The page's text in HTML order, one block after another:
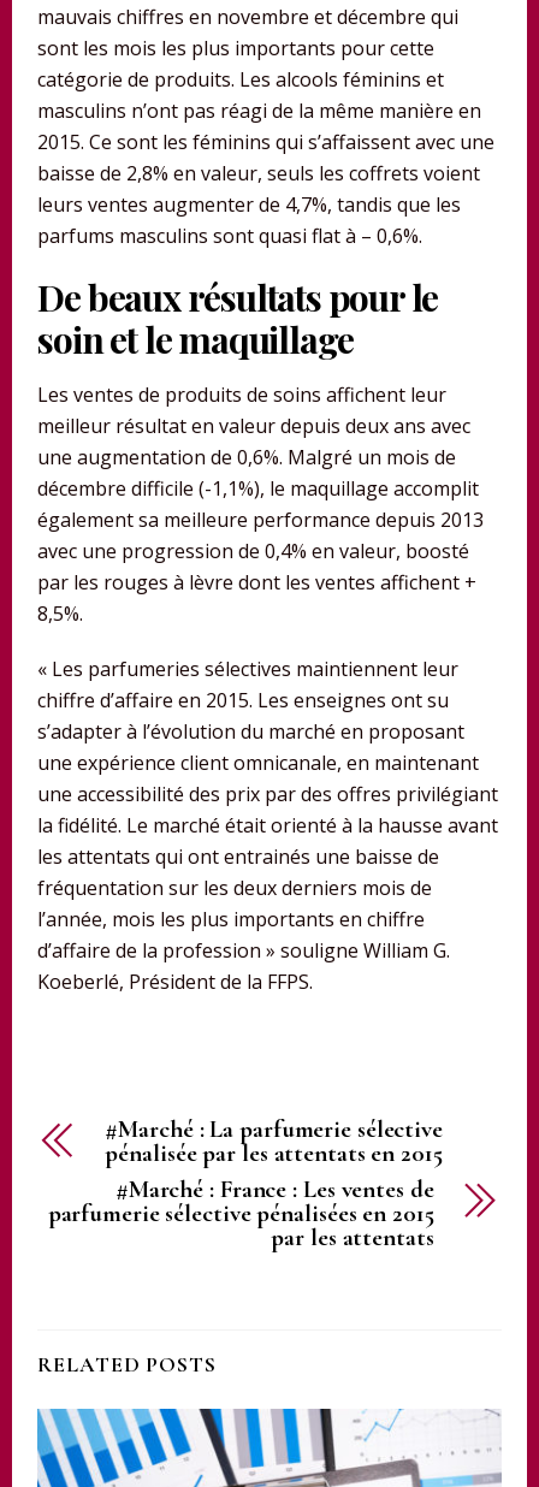
mauvais chiffres en novembre et décembre qui
sont les mois les plus importants pour cette
catégorie de produits. Les alcools féminins et
masculins n’ont pas réagi de la même manière en
2015. Ce sont les féminins qui s’affaissent avec une
baisse de 2,8% en valeur, seuls les coffrets voient
leurs ventes augmenter de 4,7%, tandis que les
parfums masculins sont quasi flat à – 0,6%.
De beaux résultats pour le
soin et le maquillage
Les ventes de produits de soins affichent leur
meilleur résultat en valeur depuis deux ans avec
une augmentation de 0,6%. Malgré un mois de
décembre difficile (-1,1%), le maquillage accomplit
également sa meilleure performance depuis 2013
avec une progression de 0,4% en valeur, boosté
par les rouges à lèvre dont les ventes affichent +
8,5%.
« Les parfumeries sélectives maintiennent leur
chiffre d’affaire en 2015. Les enseignes ont su
s’adapter à l’évolution du marché en proposant
une expérience client omnicanale, en maintenant
une accessibilité des prix par des offres privilégiant
la fidélité. Le marché était orienté à la hausse avant
les attentats qui ont entrainés une baisse de
fréquentation sur les deux derniers mois de
l’année, mois les plus importants en chiffre
d’affaire de la profession » souligne William G.
Koeberlé, Président de la FFPS.
#Marché : La parfumerie sélective
pénalisée par les attentats en 2015
#Marché : France : Les ventes de
parfumerie sélective pénalisées en 2015
par les attentats
RELATED POSTS